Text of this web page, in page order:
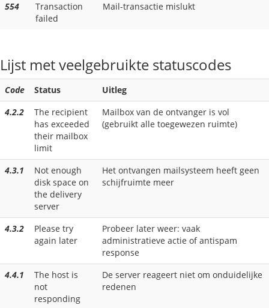
554
Transaction
failed
Mail-transactie mislukt
Lijst met veelgebruikte statuscodes
Code Status
Uitleg
4.2.2
The recipient
has exceeded
their mailbox
limit
Mailbox van de ontvanger is vol
(gebruikt alle toegewezen ruimte)
4.3.1
Not enough
disk space on
the delivery
server
Het ontvangen mailsysteem heeft geen
schijfruimte meer
4.3.2
Please try
again later
Probeer later weer: vaak
administratieve actie of antispam
response
4.4.1
The host is
not
responding
De server reageert niet om onduidelijke
redenen